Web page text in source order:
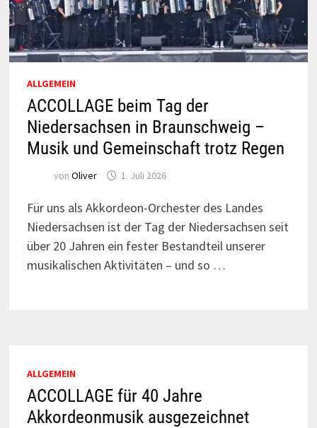
ALLGEMEIN
ACCOLLAGE beim Tag der
Niedersachsen in Braunschweig –
Musik und Gemeinschaft trotz Regen
von Oliver 1. Juli 2026
Für uns als Akkordeon-Orchester des Landes
Niedersachsen ist der Tag der Niedersachsen seit
über 20 Jahren ein fester Bestandteil unserer
musikalischen Aktivitäten – und so …
ALLGEMEIN
ACCOLLAGE für 40 Jahre
Akkordeonmusik ausgezeichnet